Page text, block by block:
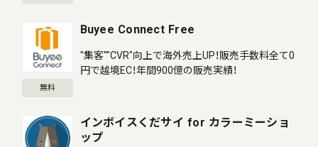
無料
Buyee Connect Free
"集客""CVR"向上で海外売上UP！販売手数料全て0
円で越境EC！年間900億の販売実績！
インボイスくだサイ for カラーミーショ
ップ